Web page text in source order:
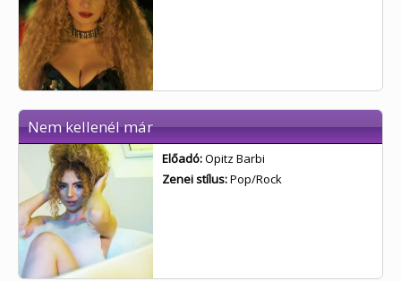
Nem kellenél már
Előadó:Opitz Barbi
Zenei stílus:Pop/Rock